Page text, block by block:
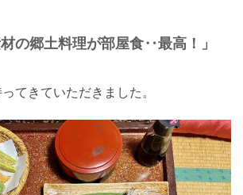
の郷土料理が部屋食‥最高！」
てきていただきました。